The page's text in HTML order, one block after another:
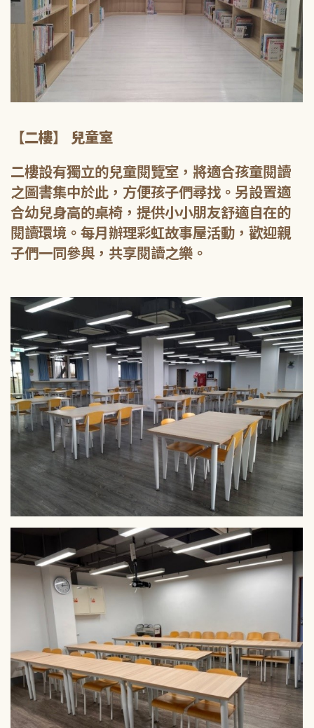
【二樓】 兒童室
二樓設有獨立的兒童閱覽室，將適合孩童閱讀
之圖書集中於此，方便孩子們尋找。另設置適
合幼兒身高的桌椅，提供小小朋友舒適自在的
閱讀環境。每月辦理彩虹故事屋活動，歡迎親
子們一同參與，共享閱讀之樂。